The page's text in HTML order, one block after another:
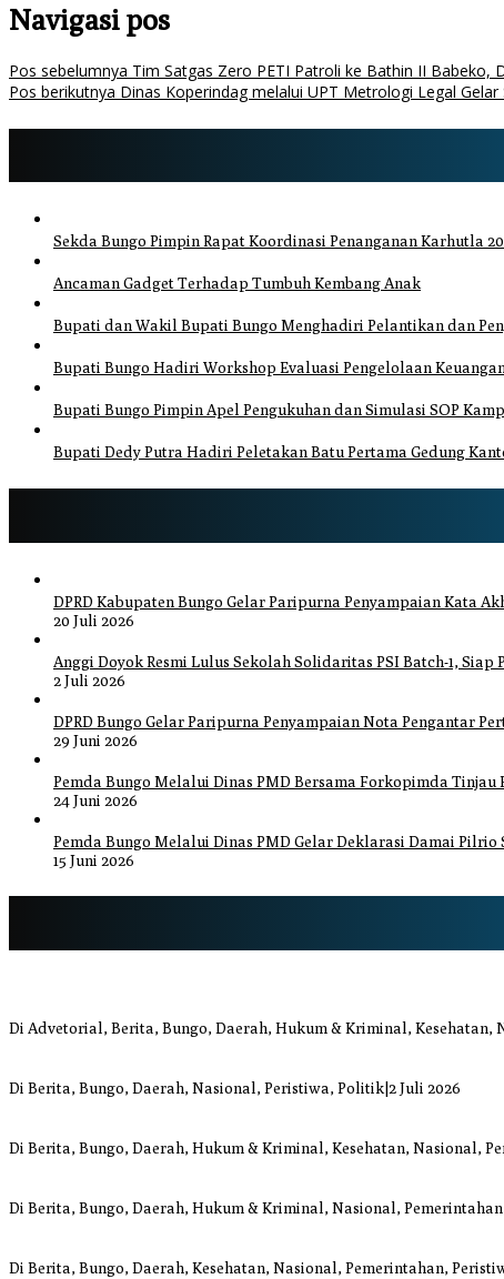
Navigasi pos
Pos sebelumnya Tim Satgas Zero PETI Patroli ke Bathin II Babeko,
Pos berikutnya Dinas Koperindag melalui UPT Metrologi Legal
Sekda Bungo Pimpin Rapat Koordinasi Penanganan Karhutla
Ancaman Gadget Terhadap Tumbuh Kembang Anak
Bupati dan Wakil Bupati Bungo Menghadiri Pelantikan dan
Bupati Bungo Hadiri Workshop Evaluasi Pengelolaan
Bupati Bungo Pimpin Apel Pengukuhan dan Simulasi SOP
Bupati Dedy Putra Hadiri Peletakan Batu Pertama Gedung
DPRD Kabupaten Bungo Gelar Paripurna Penyampaian Kata
20 Juli 2026
Anggi Doyok Resmi Lulus Sekolah Solidaritas PSI Batch-1,
2 Juli 2026
DPRD Bungo Gelar Paripurna Penyampaian Nota Pengantar
29 Juni 2026
Pemda Bungo Melalui Dinas PMD Bersama Forkopimda Tinjau
24 Juni 2026
Pemda Bungo Melalui Dinas PMD Gelar Deklarasi Damai Pilrio
15 Juni 2026
Di Advetorial, Berita, Bungo, Daerah, Hukum & Kriminal, Kesehatan,
Di Berita, Bungo, Daerah, Nasional, Peristiwa, Politik|2 Juli 2026
Di Berita, Bungo, Daerah, Hukum & Kriminal, Kesehatan, Nasional,
Di Berita, Bungo, Daerah, Hukum & Kriminal, Nasional,
Di Berita, Bungo, Daerah, Kesehatan, Nasional, Pemerintahan,